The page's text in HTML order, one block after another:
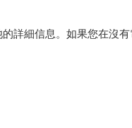
詳細信息。如果您在沒